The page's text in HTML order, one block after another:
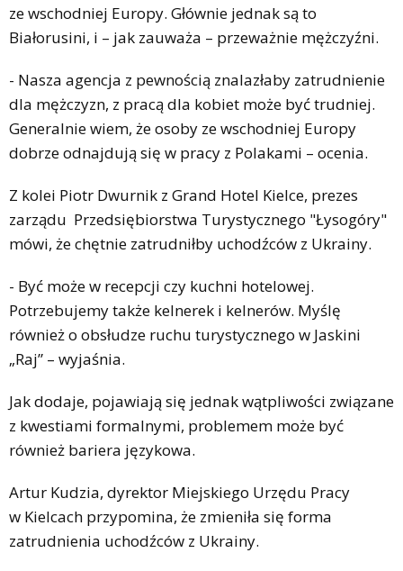
ze wschodniej Europy. Głównie jednak są to
Białorusini, i – jak zauważa – przeważnie mężczyźni.
- Nasza agencja z pewnością znalazłaby zatrudnienie
dla mężczyzn, z pracą dla kobiet może być trudniej.
Generalnie wiem, że osoby ze wschodniej Europy
dobrze odnajdują się w pracy z Polakami – ocenia.
Z kolei Piotr Dwurnik z Grand Hotel Kielce, prezes
zarządu Przedsiębiorstwa Turystycznego "Łysogóry"
mówi, że chętnie zatrudniłby uchodźców z Ukrainy.
- Być może w recepcji czy kuchni hotelowej.
Potrzebujemy także kelnerek i kelnerów. Myślę
również o obsłudze ruchu turystycznego w Jaskini
„Raj” – wyjaśnia.
Jak dodaje, pojawiają się jednak wątpliwości związane
z kwestiami formalnymi, problemem może być
również bariera językowa.
Artur Kudzia, dyrektor Miejskiego Urzędu Pracy
w Kielcach przypomina, że zmieniła się forma
zatrudnienia uchodźców z Ukrainy.